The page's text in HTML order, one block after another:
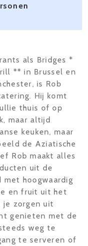
als Bridges *
** in Brussel en
is Rob
Hij komt
thuis of op
maar altijd
keuken, maar
de Aziatische
Rob maakt alles
uit de
hoogwaardig
en fruit uit het
je zorgen uit
genieten met de
weg te
te serveren of